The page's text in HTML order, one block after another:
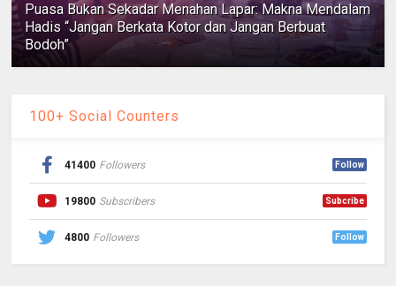
Puasa Bukan Sekadar Menahan Lapar: Makna Mendalam
Hadis “Jangan Berkata Kotor dan Jangan Berbuat
Bodoh”
100+ Social Counters
41400 Followers Follow
19800 Subscribers Subcribe
4800 Followers Follow